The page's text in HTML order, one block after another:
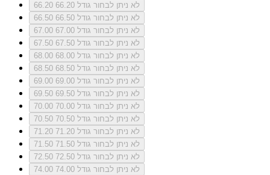
66.20
לא ניתן לבחור גודל 66.20
66.50
לא ניתן לבחור גודל 66.50
67.00
לא ניתן לבחור גודל 67.00
67.50
לא ניתן לבחור גודל 67.50
68.00
לא ניתן לבחור גודל 68.00
68.50
לא ניתן לבחור גודל 68.50
69.00
לא ניתן לבחור גודל 69.00
69.50
לא ניתן לבחור גודל 69.50
70.00
לא ניתן לבחור גודל 70.00
70.50
לא ניתן לבחור גודל 70.50
71.20
לא ניתן לבחור גודל 71.20
71.50
לא ניתן לבחור גודל 71.50
72.50
לא ניתן לבחור גודל 72.50
74.00
לא ניתן לבחור גודל 74.00